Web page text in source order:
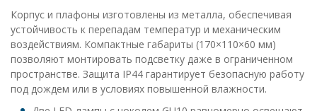
Корпус и плафоны изготовлены из металла, обеспечивая
устойчивость к перепадам температур и механическим
воздействиям. Компактные габариты (170×110×60 мм)
позволяют монтировать подсветку даже в ограниченном
пространстве. Защита IP44 гарантирует безопасную работу
под дождем или в условиях повышенной влажности.